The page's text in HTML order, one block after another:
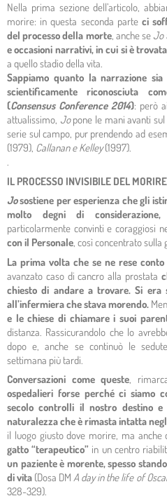
Nella prima sezione dell’articolo,
morire: in questa seconda parteci
del processo della morte, anche se Jo
e occasioni narrativi, in cui si è
a quello stadio della vita.
Sappiamo quanto la narrazione
scientificamente riconosciuta
(Consensus Conference 2014): però
attualissimo, Jopone le mani avanti
serie sul campo, pur prendendo ad
(1979), Callanan e Kelley(1997).
.
IL PROCESSO INVISIBILE DEL MORIRE
Josostiene per esperienza che gli
molto degni di
particolarmente convinti e coraggiosi
con il Personale, così concentrato sulla
La prima volta che se ne rese
avanzato caso di cancro alla prostata
chiesto di andare a trovare. Si era
all’infermiera che stava morendo.
e le chiese di chiamare i suoi
distanza. Rassicurandolo che lo
dopo e, anche se continuò le
settimana più tardi.
Conversazioni come queste,
ospedalieri forse perché ci siamo
secolo controlli il nostro destino e
naturalezza che è rimasta intatta
il luogo giusto dove morire, ma
gatto “terapeutico” in un centro
un paziente è morente, spesso
di vita (Dosa DMA day in the life of
328-329).